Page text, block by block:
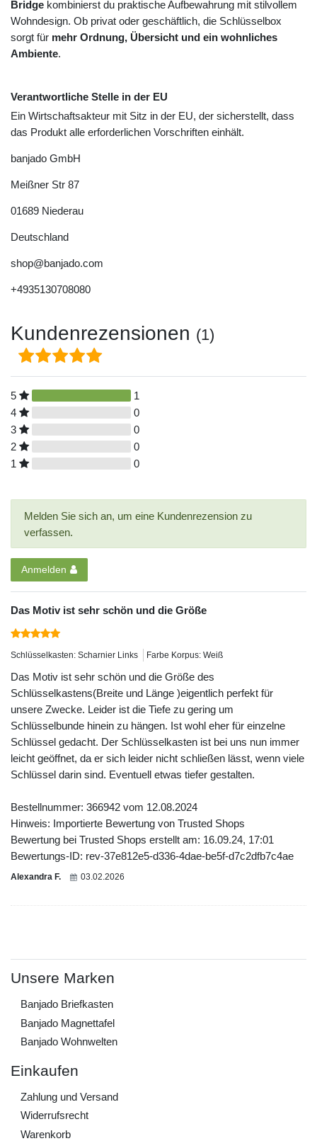
Bridge kombinierst du praktische Aufbewahrung mit stilvollem
Wohndesign. Ob privat oder geschäftlich, die Schlüsselbox
sorgt für mehr Ordnung, Übersicht und ein wohnliches
Ambiente.
Verantwortliche Stelle in der EU
Ein Wirtschaftsakteur mit Sitz in der EU, der sicherstellt, dass
das Produkt alle erforderlichen Vorschriften einhält.
banjado GmbH
Meißner Str 87
01689 Niederau
Deutschland
shop@banjado.com
+4935130708080
Kundenrezensionen (1)
5
1
4
0
3
0
2
0
1
0
Melden Sie sich an, um eine Kundenrezension zu
verfassen.
Anmelden
Das Motiv ist sehr schön und die Größe
Schlüsselkasten: Scharnier Links Farbe Korpus: Weiß
Das Motiv ist sehr schön und die Größe des
Schlüsselkastens(Breite und Länge )eigentlich perfekt für
unsere Zwecke. Leider ist die Tiefe zu gering um
Schlüsselbunde hinein zu hängen. Ist wohl eher für einzelne
Schlüssel gedacht. Der Schlüsselkasten ist bei uns nun immer
leicht geöffnet, da er sich leider nicht schließen lässt, wenn viele
Schlüssel darin sind. Eventuell etwas tiefer gestalten.
Bestellnummer: 366942 vom 12.08.2024
Hinweis: Importierte Bewertung von Trusted Shops
Bewertung bei Trusted Shops erstellt am: 16.09.24, 17:01
Bewertungs-ID: rev-37e812e5-d336-4dae-be5f-d7c2dfb7c4ae
Alexandra F. 03.02.2026
Unsere Marken
Banjado Briefkasten
Banjado Magnettafel
Banjado Wohnwelten
Einkaufen
Zahlung und Versand
Widerrufs­recht
Warenkorb